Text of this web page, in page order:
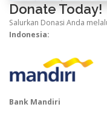
Donate Today!
Salurkan Donasi Anda
Indonesia:
Bank Mandiri